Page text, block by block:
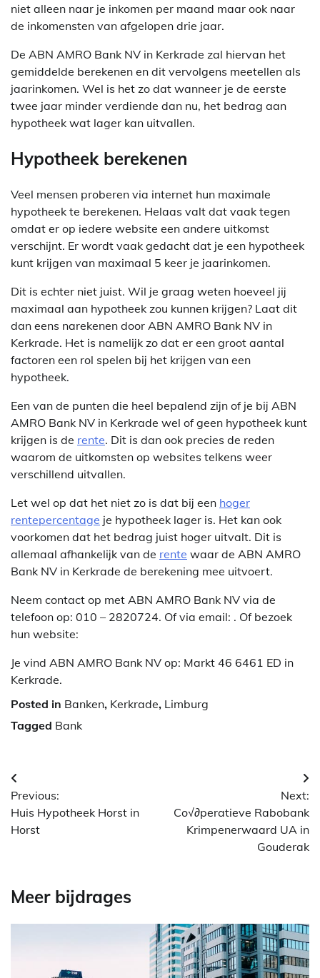
niet alleen naar je inkomen per maand maar ook naar
de inkomensten van afgelopen drie jaar.
De ABN AMRO Bank NV in Kerkrade zal hiervan het
gemiddelde berekenen en dit vervolgens meetellen als
jaarinkomen. Wel is het zo dat wanneer je de eerste
twee jaar minder verdiende dan nu, het bedrag aan
hypotheek wat lager kan uitvallen.
Hypotheek berekenen
Veel mensen proberen via internet hun maximale
hypotheek te berekenen. Helaas valt dat vaak tegen
omdat er op iedere website een andere uitkomst
verschijnt. Er wordt vaak gedacht dat je een hypotheek
kunt krijgen van maximaal 5 keer je jaarinkomen.
Dit is echter niet juist. Wil je graag weten hoeveel jij
maximaal aan hypotheek zou kunnen krijgen? Laat dit
dan eens narekenen door ABN AMRO Bank NV in
Kerkrade. Het is namelijk zo dat er een groot aantal
factoren een rol spelen bij het krijgen van een
hypotheek.
Een van de punten die heel bepalend zijn of je bij ABN
AMRO Bank NV in Kerkrade wel of geen hypotheek kunt
krijgen is de rente. Dit is dan ook precies de reden
waarom de uitkomsten op websites telkens weer
verschillend uitvallen.
Let wel op dat het niet zo is dat bij een hoger
rentepercentage je hypotheek lager is. Het kan ook
voorkomen dat het bedrag juist hoger uitvalt. Dit is
allemaal afhankelijk van de rente waar de ABN AMRO
Bank NV in Kerkrade de berekening mee uitvoert.
Neem contact op met ABN AMRO Bank NV via de
telefoon op: 010 – 2820724. Of via email: . Of bezoek
hun website:
Je vind ABN AMRO Bank NV op: Markt 46 6461 ED in
Kerkrade.
Posted in Banken, Kerkrade, Limburg
Tagged Bank
Berichtnavigatie
Previous:
Huis Hypotheek Horst in
Horst
Next:
Co√∂peratieve Rabobank
Krimpenerwaard UA in
Gouderak
Meer bijdrages